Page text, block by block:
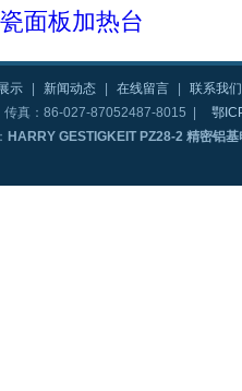
瓷面板加热台
示 新闻动态 在线留言
联系我们
真：86-027-87052487-8015 |
鄂
HARRY GESTIGKEIT PZ28-2 精密铝基